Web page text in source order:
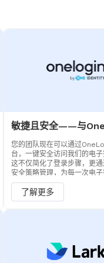
您的团队现在可以通过
台，一键安全访问我们的电子
这不仅简化了登录步骤，更
安全策略管理，为每一次电子
航，实现安全与效率的完美平
了解更多